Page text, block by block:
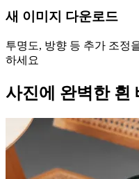
새 이미지 다운로드
투명도, 방향 등 추가 조정
하세요
사진에 완벽한 흰